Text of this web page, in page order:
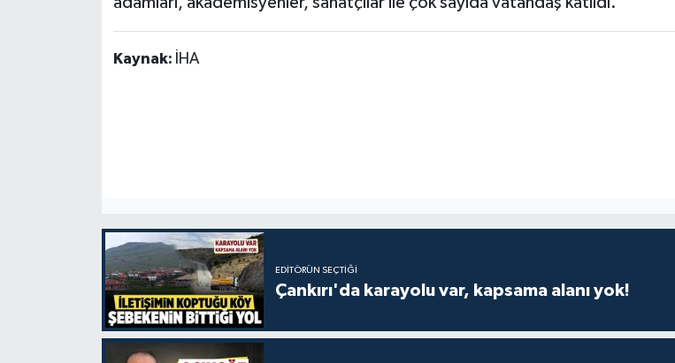
Kaynak: İHA
EDITÖRÜN SEÇTIĞI
Çankırı'da karayolu var, kapsama alanı yok!